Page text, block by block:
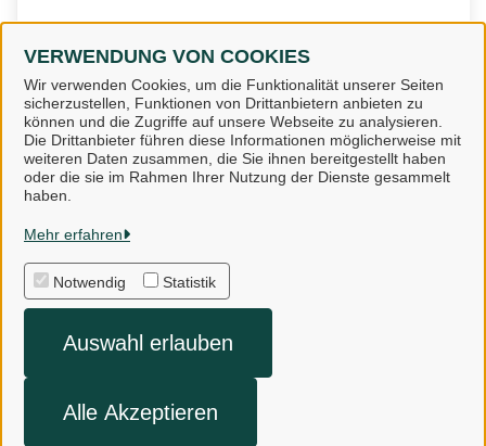
VERWENDUNG VON COOKIES
Wir verwenden Cookies, um die Funktionalität unserer Seiten
sicherzustellen, Funktionen von Drittanbietern anbieten zu
können und die Zugriffe auf unsere Webseite zu analysieren.
Die Drittanbieter führen diese Informationen möglicherweise mit
weiteren Daten zusammen, die Sie ihnen bereitgestellt haben
oder die sie im Rahmen Ihrer Nutzung der Dienste gesammelt
haben.
Mehr erfahren
Notwendig Statistik
Auswahl erlauben
Alle Akzeptieren
Landkreis Osnabrück
Alle Rechte vorbehalten
Kontakt